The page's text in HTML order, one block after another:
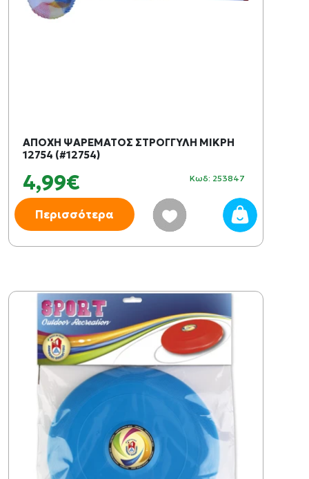
ΑΠΟΧΗ ΨΑΡΕΜΑΤΟΣ ΣΤΡΟΓΓΥΛΗ ΜΙΚΡΗ
12754 (#12754)
4,99€ Κωδ: 253847
Περισσότερα